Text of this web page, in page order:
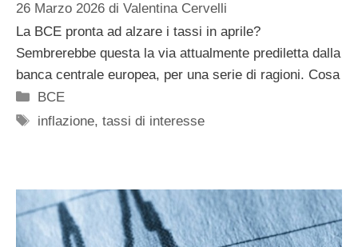
26 Marzo 2026 di Valentina Cervelli
La BCE pronta ad alzare i tassi in aprile?
Sembrerebbe questa la via attualmente prediletta dalla
banca centrale europea, per una serie di ragioni. Cosa
Categorie
BCE
Tag
inflazione,tassi di interesse